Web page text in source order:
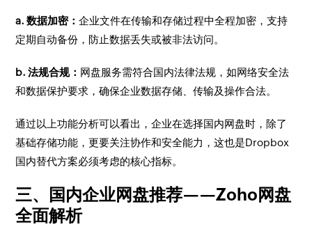
a. 数据加密：企业文件在传输和存储过程中全程加密，支持
定期自动备份，防止数据丢失或被非法访问。
b. 法规合规： 网盘服务需符合国内法律法规，如网络安全法
和数据保护要求，确保企业数据存储、传输及操作合法。
通过以上功能分析可以看出，企业在选择国内网盘时，除了
基础存储功能，更要关注协作和安全能力，这也是Dropbox
国内替代方案必须考虑的核心指标。
三、国内企业网盘推荐——Zoho网盘
全面解析